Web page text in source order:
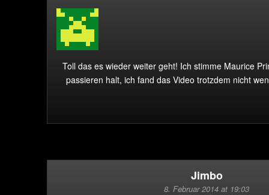
Toll das es wieder weiter geht! Ich stimme Maurice
passieren halt, ich fand das Video trotzdem nicht
Jimbo
8. Februar 2014 at 19:03